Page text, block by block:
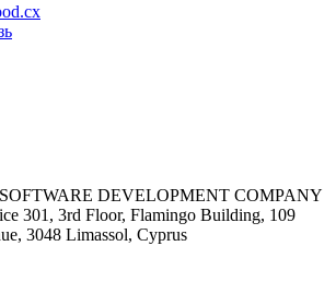
DEVELOPMENT COMPANY
301, 3rd Floor, Flamingo Building, 109
3048 Limassol, Cyprus